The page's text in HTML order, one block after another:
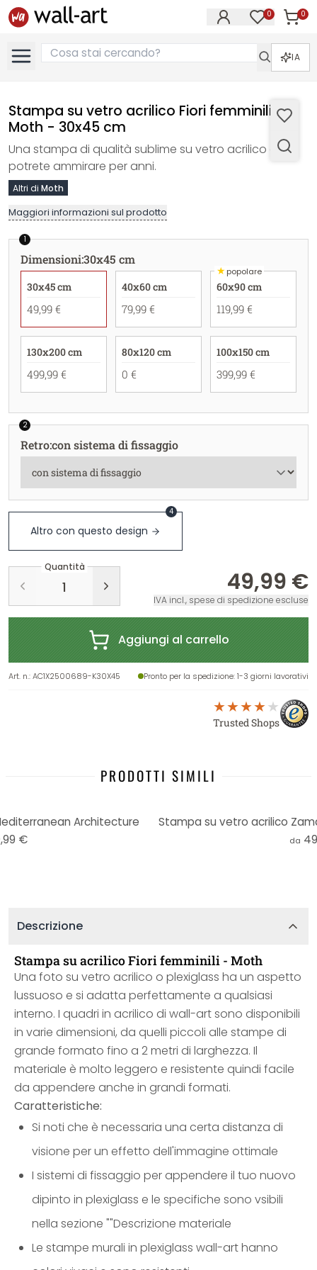
0 0
IA
Stampa su vetro acrilico Fiori femminili -
Moth - 30x45 cm
Una stampa di qualità sublime su vetro acrilico che
potrete ammirare per anni.
Altri di Moth
Maggiori informazioni sul prodotto
1
Dimensioni:30x45 cm
30x45 cm
49,99 €
40x60 cm
79,99 €
★popolare
60x90 cm
119,99 €
130x200 cm
499,99 €
80x120 cm
0 €
100x150 cm
399,99 €
2
Retro:con sistema di fissaggio
Altro con questo design
4
Quantità
49,99 €
IVA incl., spese di spedizione escluse
Aggiungi al carrello
Art. n.:AC1X2500689-K30X45 Pronto per la spedizione: 1-3 giorni lavorativi
Trusted Shops
PRODOTTI SIMILI
Architecture
€
da
Descrizione
Stampa su acrilico Fiori femminili - Moth
Una foto su vetro acrilico o plexiglass ha un aspetto
lussuoso e si adatta perfettamente a qualsiasi
interno. I quadri in acrilico di wall-art sono disponibili
in varie dimensioni, da quelli piccoli alle stampe di
grande formato fino a 2 metri di larghezza. Il
materiale è molto leggero e resistente quindi facile
da appendere anche in grandi formati.
Caratteristiche:
Si noti che è necessaria una certa distanza di
visione per un effetto dell'immagine ottimale
I sistemi di fissaggio per appendere il tuo nuovo
dipinto in plexiglass e le specifiche sono vsibili
nella sezione ""Descrizione materiale
Le stampe murali in plexiglass wall-art hanno